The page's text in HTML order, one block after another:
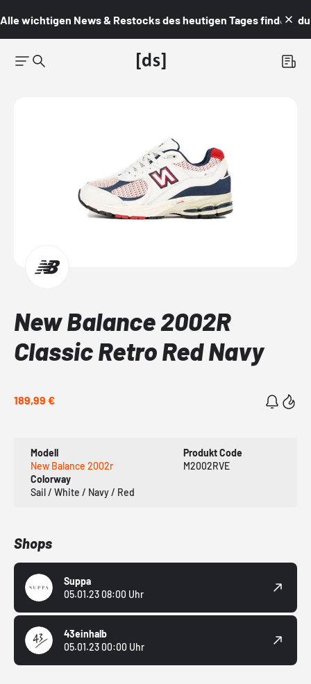
Alle wichtigen News & Restocks des heutigen Tages findest du
New Balance 2002R
Classic Retro Red Navy
189,99 €
Modell
New Balance 2002r
Produkt Code
M2002RVE
Colorway
Sail / White / Navy / Red
Shops
Suppa
05.01.23 08:00 Uhr
43einhalb
05.01.23 00:00 Uhr